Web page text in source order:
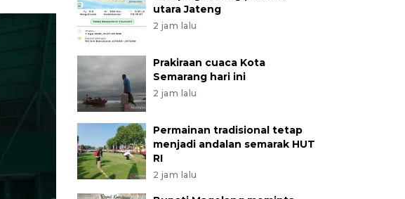
utara Jateng
2 jam lalu
Prakiraan cuaca Kota
Semarang hari ini
2 jam lalu
Permainan tradisional tetap
menjadi andalan semarak HUT
RI
2 jam lalu